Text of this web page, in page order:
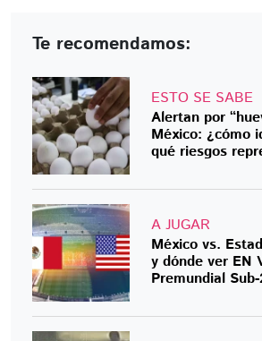
Te recomendamos:
ESTO SE SABE
Alertan por
México: ¿cómo
qué riesgos
A JUGAR
México vs.
y dónde ver EN
Premundial